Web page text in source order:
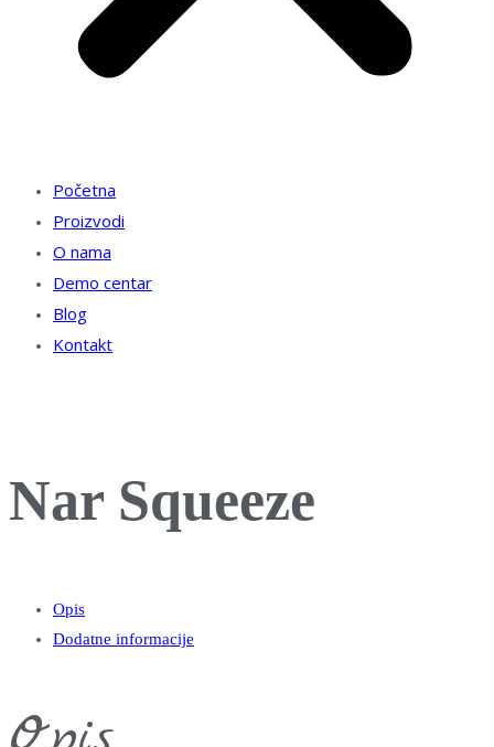
Početna
Proizvodi
O nama
Demo centar
Blog
Kontakt
Nar Squeeze
Opis
Dodatne informacije